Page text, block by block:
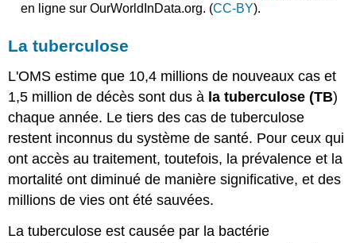
en ligne sur OurWorldInData.org. (CC-BY).
La tuberculose
L'OMS estime que 10,4 millions de nouveaux cas et
1,5 million de décès sont dus à la tuberculose (TB)
chaque année. Le tiers des cas de tuberculose
restent inconnus du système de santé. Pour ceux qui
ont accès au traitement, toutefois, la prévalence et la
mortalité ont diminué de manière significative, et des
millions de vies ont été sauvées.
La tuberculose est causée par la bactérie